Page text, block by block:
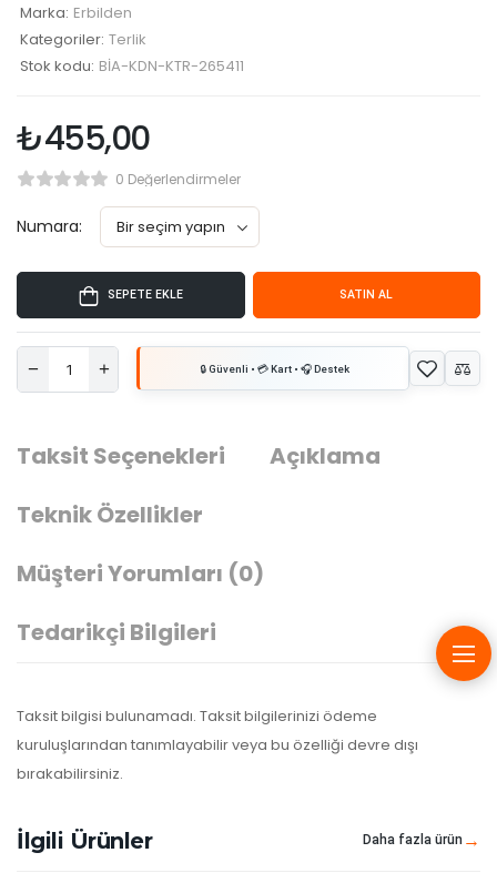
Marka: Erbilden
Kategoriler: Terlik
Stok kodu: BİA-KDN-KTR-265411
₺455,00
0 Değerlendirmeler
Numara:
SEPETE EKLE SATIN AL
Taksit Seçenekleri
Açıklama
Teknik Özellikler
Müşteri Yorumları (0)
Tedarikçi Bilgileri
Taksit bilgisi bulunamadı. Taksit bilgilerinizi ödeme
kuruluşlarından tanımlayabilir veya bu özelliği devre dışı
bırakabilirsiniz.
İlgili Ürünler Daha fazla ürün